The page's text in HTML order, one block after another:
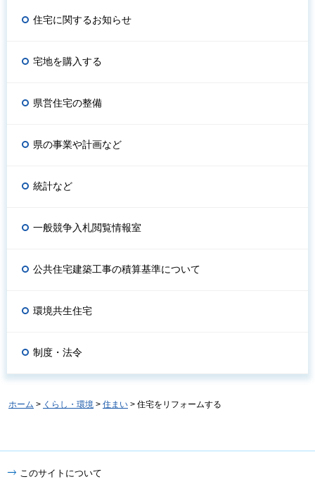
住宅に関するお知らせ
宅地を購入する
県営住宅の整備
県の事業や計画など
統計など
一般競争入札閲覧情報室
公共住宅建築工事の積算基準について
環境共生住宅
制度・法令
ホーム > くらし・環境 > 住まい > 住宅をリフォームする
このサイトについて